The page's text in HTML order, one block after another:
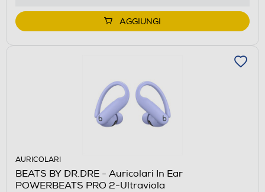
AGGIUNGI
AURICOLARI
BEATS BY DR.DRE - Auricolari In Ear
POWERBEATS PRO 2-Ultraviola